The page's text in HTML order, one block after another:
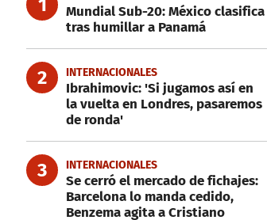
1
Mundial Sub-20: México clasifica
tras humillar a Panamá
2 INTERNACIONALES
Ibrahimovic: 'Si jugamos así en
la vuelta en Londres, pasaremos
de ronda'
3 INTERNACIONALES
Se cerró el mercado de fichajes:
Barcelona lo manda cedido,
Benzema agita a Cristiano